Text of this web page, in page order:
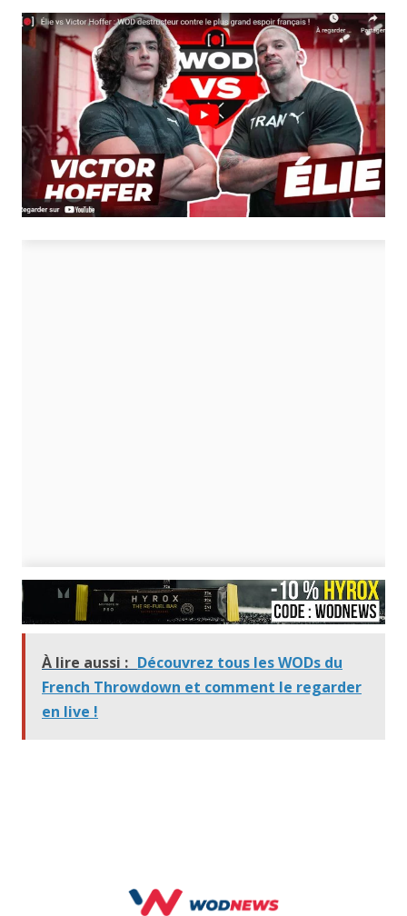
À lire aussi : Découvrez tous les WODs du
French Throwdown et comment le regarder
en live !